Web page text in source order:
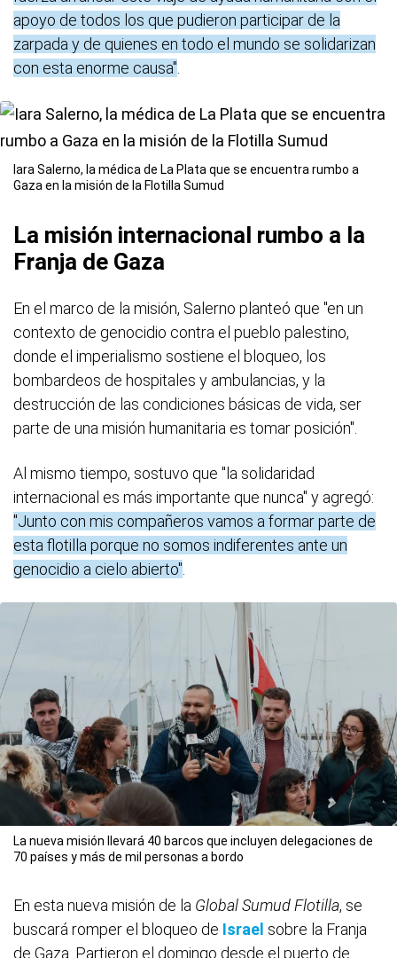
apoyo de todos los que pudieron participar de la
zarpada y de quienes en todo el mundo se solidarizan
con esta enorme causa"
Iara Salerno, la médica de La Plata que se encuentra rumbo a
Gaza en la misión de la Flotilla Sumud
La misión internacional rumbo a la
Franja de Gaza
En el marco de la misión, Salerno planteó que "en un
contexto de genocidio contra el pueblo palestino,
donde el imperialismo sostiene el bloqueo, los
bombardeos de hospitales y ambulancias, y la
destrucción de las condiciones básicas de vida, ser
parte de una misión humanitaria es tomar posición".
Al mismo tiempo, sostuvo que "la solidaridad
internacional es más importante que nunca" y agregó:
"Junto con mis compañeros vamos a formar parte de
esta flotilla porque no somos indiferentes ante un
genocidio a cielo abierto"
La nueva misión llevará 40 barcos que incluyen delegaciones de
70 países y más de mil personas a bordo
En esta nueva misión de la Global Sumud Flotilla, se
buscará romper el bloqueo de Israel sobre la Franja
de Gaza. Partieron el domingo desde el puerto de